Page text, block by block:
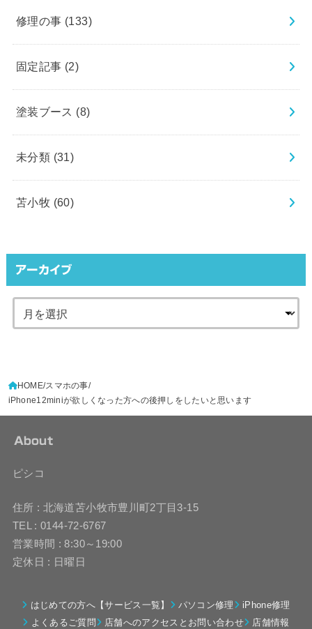
修理の事 (133)
固定記事 (2)
塗装ブース (8)
未分類 (31)
苫小牧 (60)
アーカイブ
HOME スマホの事
iPhone12miniが欲しくなった方への後押しをしたいと思います
About
ピシコ
住所 : 北海道苫小牧市豊川町2丁目3-15
TEL : 0144-72-6767
営業時間 : 8:30～19:00
定休日 : 日曜日
はじめての方へ【サービス一覧】 パソコン修理
iPhone修理
よくあるご質問
店舗へのアクセスとお問い合わせ 店舗情報